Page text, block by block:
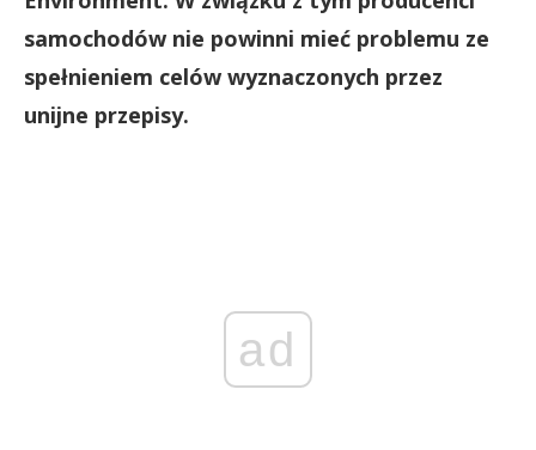
samochodów nie powinni mieć problemu ze
spełnieniem celów wyznaczonych przez
unijne przepisy.
ad